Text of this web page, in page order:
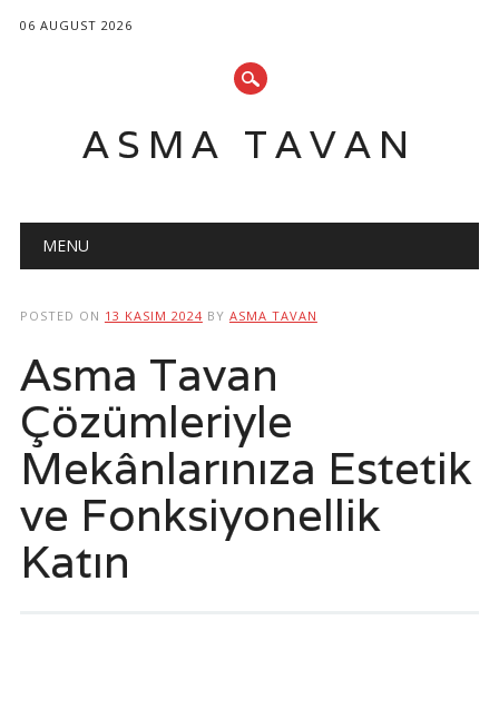
06 AUGUST 2026
ASMA TAVAN
Main menu
MENU
POSTED ON 13 KASIM 2024 BY ASMA TAVAN
Asma Tavan
Çözümleriyle
Mekânlarınıza Estetik
ve Fonksiyonellik
Katın